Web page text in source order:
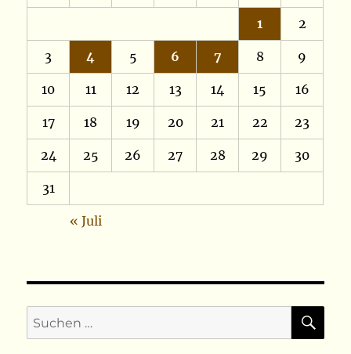
1 2
3 4 5 6 7 8 9
10 11 12 13 14 15 16
17 18 19 20 21 22 23
24 25 26 27 28 29 30
31
« Juli
Suchen
nach: